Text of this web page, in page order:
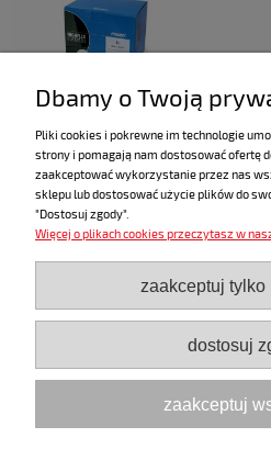
POMOC
MOJE
Dbamy o Twoją
Pliki cookies i pokrewne im technologie
strony i pomagają nam dostosować ofertę
zaakceptować wykorzystanie przez nas
sklepu lub dostosować użycie plików do
"Dostosuj zgody".
Więcej o plikach cookies przeczytasz w
zaakceptuj tylko
dostosuj
zaakceptuj